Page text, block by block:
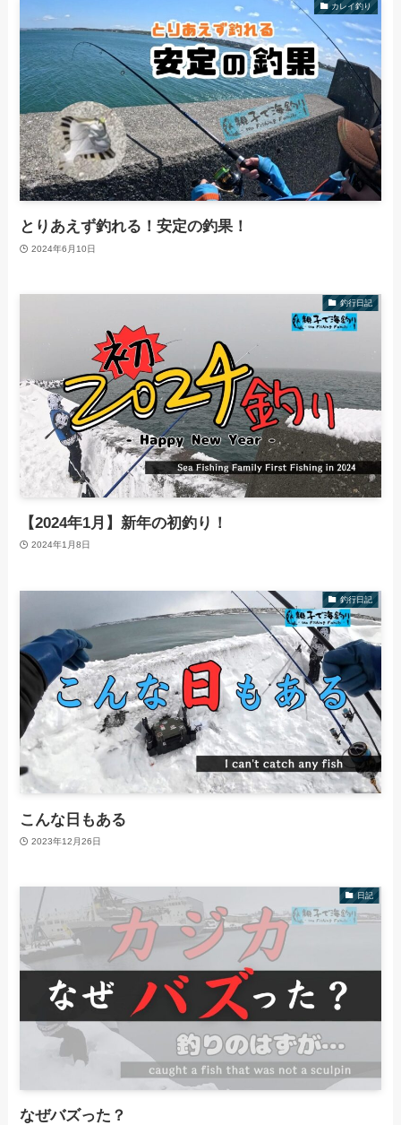
カレイ釣り
とりあえず釣れる！安定の釣果！
2024年6月10日
釣行日記
【2024年1月】新年の初釣り！
2024年1月8日
釣行日記
こんな日もある
2023年12月26日
日記
なぜバズった？